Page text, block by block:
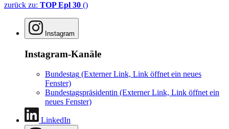
zurück zu: TOP Epl 30 ()
Instagram
Instagram-Kanäle
Bundestag (Externer Link, Link öffnet ein neues
Fenster)
Bundestagspräsidentin (Externer Link, Link öffnet ein
neues Fenster)
LinkedIn